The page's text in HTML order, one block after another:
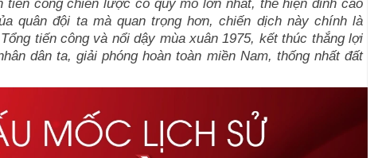
công chiến lược có quy mô lớn nhất, thể hiện đỉnh cao
quân đội ta mà quan trọng hơn, chiến dịch này chính là
tiến công và nổi dậy mùa xuân 1975, kết thúc thắng lợi
dân ta, giải phóng hoàn toàn miền Nam, thống nhất đất